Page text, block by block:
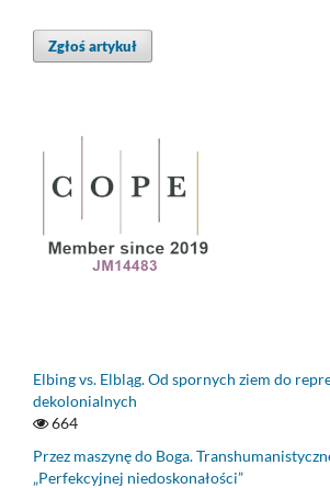
Zgłoś artykuł
Elbing vs. Elbląg. Od spornych ziem do
dekolonialnych
664
Przez maszynę do Boga.
„Perfekcyjnej niedoskonałości”